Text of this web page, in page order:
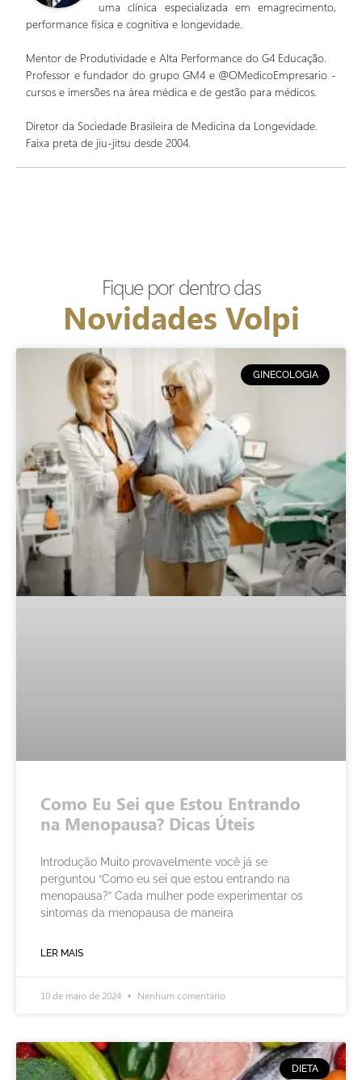
uma clínica especializada em emagrecimento,
performance física e cognitiva e longevidade.
Mentor de Produtividade e Alta Performance do G4 Educação.
Professor e fundador do grupo GM4 e @OMedicoEmpresario -
cursos e imersões na área médica e de gestão para médicos.
Diretor da Sociedade Brasileira de Medicina da Longevidade.
Faixa preta de jiu-jitsu desde 2004.
Fique por dentro das
Novidades Volpi
GINECOLOGIA
Como Eu Sei que Estou Entrando
na Menopausa? Dicas Úteis
Introdução Muito provavelmente você já se
perguntou “Como eu sei que estou entrando na
menopausa?” Cada mulher pode experimentar os
sintomas da menopausa de maneira
LER MAIS
10 de maio de 2024 Nenhum comentário
DIETA